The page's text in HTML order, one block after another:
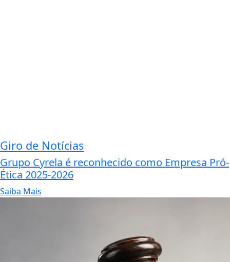
Giro de Notícias
Grupo Cyrela é reconhecido como Empresa Pró-
Ética 2025-2026
Saiba Mais